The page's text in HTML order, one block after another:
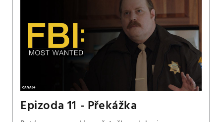
Epizoda 11 - Překážka